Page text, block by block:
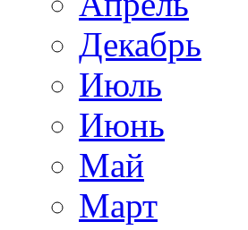
Декабрь
Июль
Июнь
Май
Март